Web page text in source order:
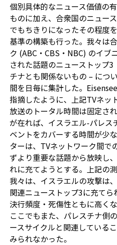
個別具体的なニュース価値の
ものに加え、合衆国のニュー
でもちきりになったその程度
基準の構築も行った。我々は
ク (ABC・CBS・NBC) のイブ
された話題のニューストップ
チナとも関係ないもの – につ
間を日毎に集計した。
指摘したように、上記TVネッ
放送のトータル時間は固定さ
が在れば、イスラエル-パレス
ベントをカバーする時間が少
ターは、TVネットワーク間で
ずより重要な話題から放映し
れに充てようとする。上記の
我々は、イスラエルの攻撃は
関連ニューストップ3に充てら
決行頻度・死傷性ともに高く
ここでもまた、パレスチナ側
ースサイクルと関連している
みられなかった。